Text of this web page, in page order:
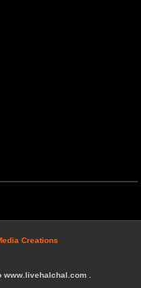
Creations
www.livehalchal.com .